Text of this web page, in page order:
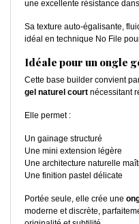
une excellente résistance
Sa texture auto-égalisante,
idéal en technique No File
Idéale pour un ongle
Cette base builder convient
gel naturel court nécessitant
Elle permet :
Un gainage structuré
Une mini extension légère
Une architecture naturelle
Une finition pastel délicate
Portée seule, elle crée une
moderne et discrète,